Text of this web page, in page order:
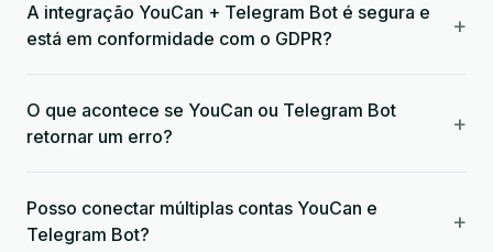
A integração YouCan + Telegram Bot é segura e
está em conformidade com o GDPR?
+
O que acontece se YouCan ou Telegram Bot
retornar um erro?
+
Posso conectar múltiplas contas YouCan e
Telegram Bot?
+